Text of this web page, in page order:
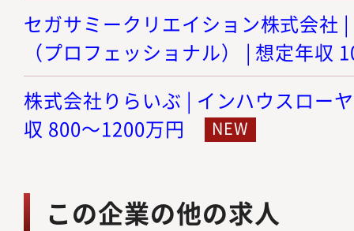
セガサミークリエイション株式会社
（プロフェッショナル） | 想定年収
株式会社りらいぶ | インハウスロー
収 800～1200万円
この企業の他の求人